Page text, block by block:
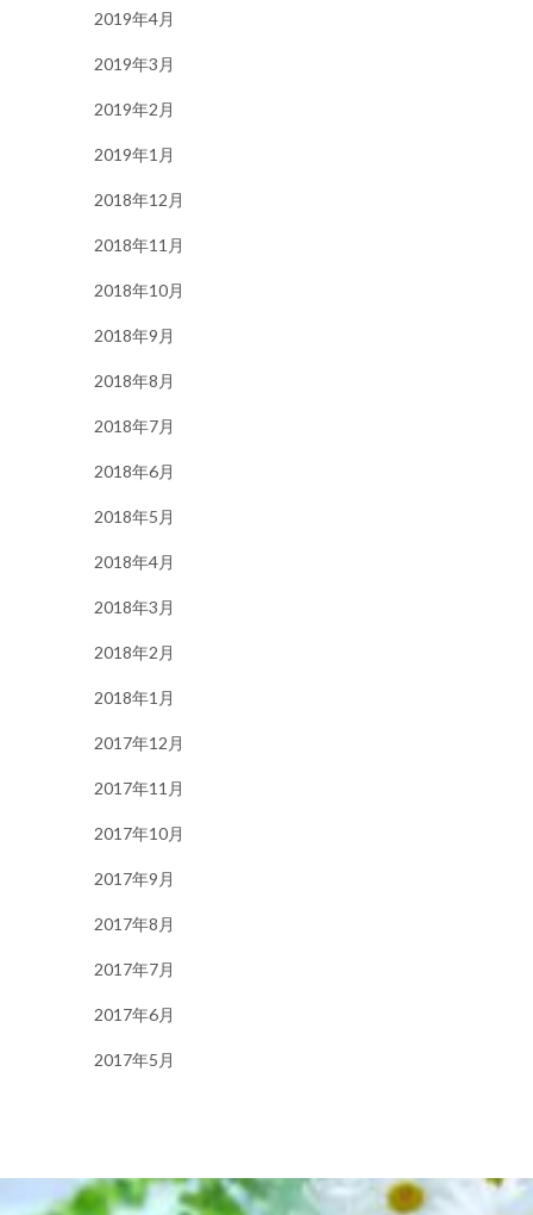
2019年4月
2019年3月
2019年2月
2019年1月
2018年12月
2018年11月
2018年10月
2018年9月
2018年8月
2018年7月
2018年6月
2018年5月
2018年4月
2018年3月
2018年2月
2018年1月
2017年12月
2017年11月
2017年10月
2017年9月
2017年8月
2017年7月
2017年6月
2017年5月